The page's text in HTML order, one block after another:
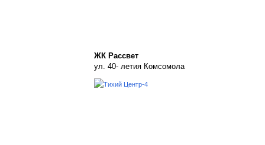
ЖК Рассвет
ул. 40- летия Комсомола